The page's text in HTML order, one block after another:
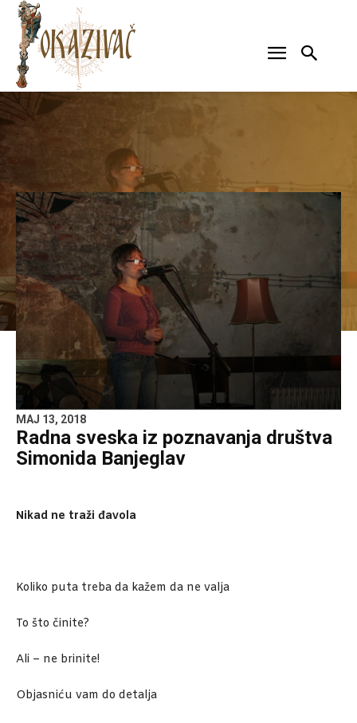
MAJ 13, 2018
Radna sveska iz poznavanja društva
Simonida Banjeglav
Nikad ne traži đavola
Koliko puta treba da kažem da ne valja
To što činite?
Ali – ne brinite!
Objasniću vam do detalja